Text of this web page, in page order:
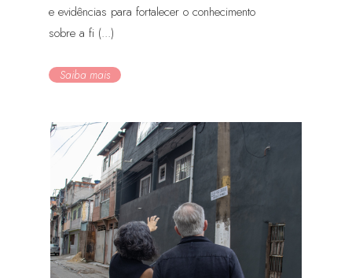
e evidências para fortalecer o conhecimento
sobre a fi (...)
Saiba mais